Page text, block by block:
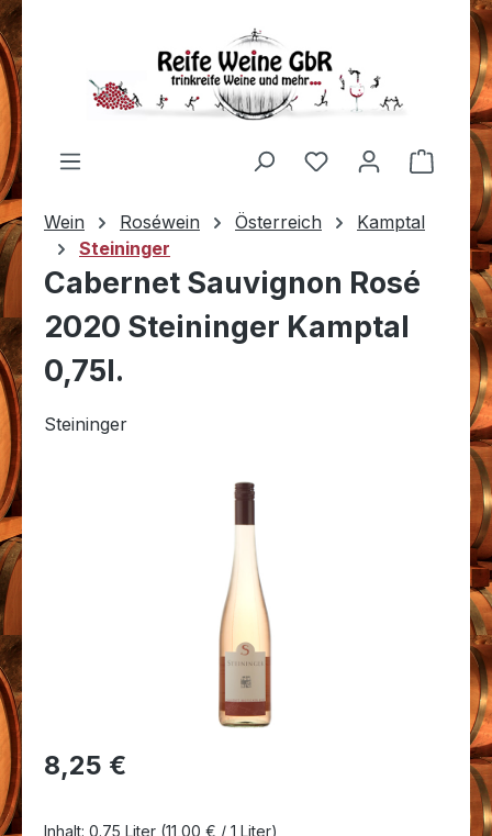
Zum Hauptinhalt springen
Du hast 0
Wein Roséwein Österreich
Kamptal
Steininger
Cabernet Sauvignon Rosé
2020 Steininger Kamptal
0,75l.
Steininger
Bildergalerie überspringen
Regulärer Preis:
8,25 €
Inhalt: 0.75 Liter (11,00 € / 1 Liter)